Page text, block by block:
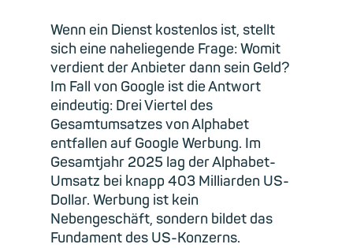
Wenn ein Dienst kostenlos ist, stellt
sich eine naheliegende Frage: Womit
verdient der Anbieter dann sein Geld?
Im Fall von Google ist die Antwort
eindeutig: Drei Viertel des
Gesamtumsatzes von Alphabet
entfallen auf Google Werbung. Im
Gesamtjahr 2025 lag der Alphabet-
Umsatz bei knapp 403 Milliarden US-
Dollar. Werbung ist kein
Nebengeschäft, sondern bildet das
Fundament des US-Konzerns.